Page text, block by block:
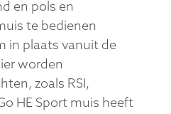
en pols en
te bedienen
in plaats vanuit de
worden
zoals RSI,
HE Sport muis heeft